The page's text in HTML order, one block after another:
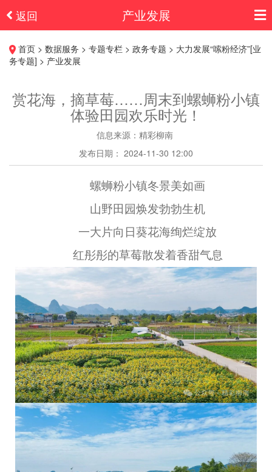
返回 产业发展
首页 > 数据服务 > 专题专栏 > 政务专题 > 大力发展“嗦粉经济”[业
务专题] > 产业发展
赏花海，摘草莓……周末到螺蛳粉小镇
体验田园欢乐时光！
信息来源：精彩柳南
发布日期： 2024-11-30 12:00
螺蛳粉小镇冬景美如画
山野田园焕发勃勃生机
一大片向日葵花海绚烂绽放
红彤彤的草莓散发着香甜气息